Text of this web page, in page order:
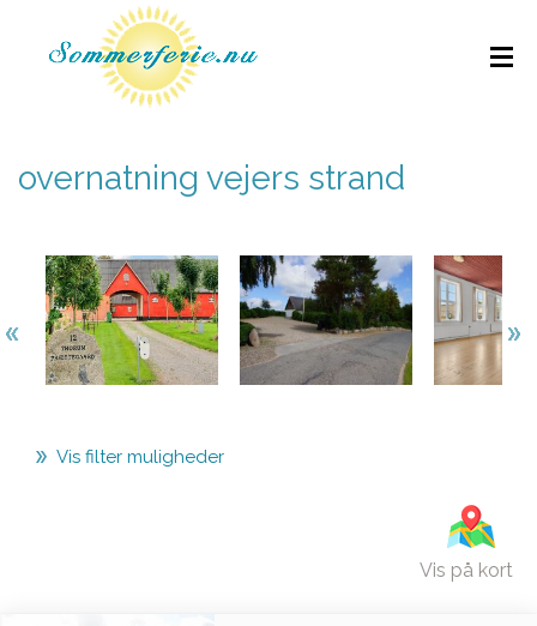
overnatning vejers strand
Vis filter muligheder
Vis på kort